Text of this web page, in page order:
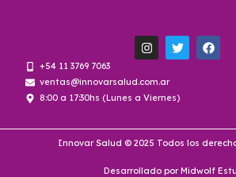
+54 11 3769 7063
ventas@innovarsalud.com.ar
8:00 a 17:30hs (Lunes a Viernes)
Innovar Salud © 2025 Todos los
Desarrollado por Midwolf